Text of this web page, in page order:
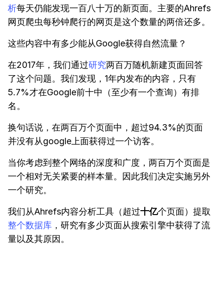
析每天仍能发现一百八十万的新页面。主要的Ahrefs
网页爬虫每秒钟爬行的网页是这个数量的两倍还多。
这些内容中有多少能从Google获得自然流量？
在2017年，我们通过研究两百万随机新建页面回答
了这个问题。我们发现，1年内发布的内容，只有
5.7%才在Google前十中（至少有一个查询）有排
名。
换句话说，在两百万个页面中，超过94.3%的页面
并没有从google上面获得过一个访客。
当你考虑到整个网络的深度和广度，两百万个页面是
一个相对无关紧要的样本量。因此我们决定实施另外
一个研究。
我们从Ahrefs内容分析工具（超过十亿个页面）提取
整个数据库 ，研究有多少页面从搜索引擎中获得了流
量以及其原因。